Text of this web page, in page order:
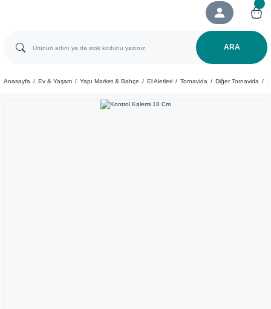
ARA
Anasayfa Ev & Yaşam Yapı Market & Bahçe El Aletleri Tornavida Diğer Tornavida